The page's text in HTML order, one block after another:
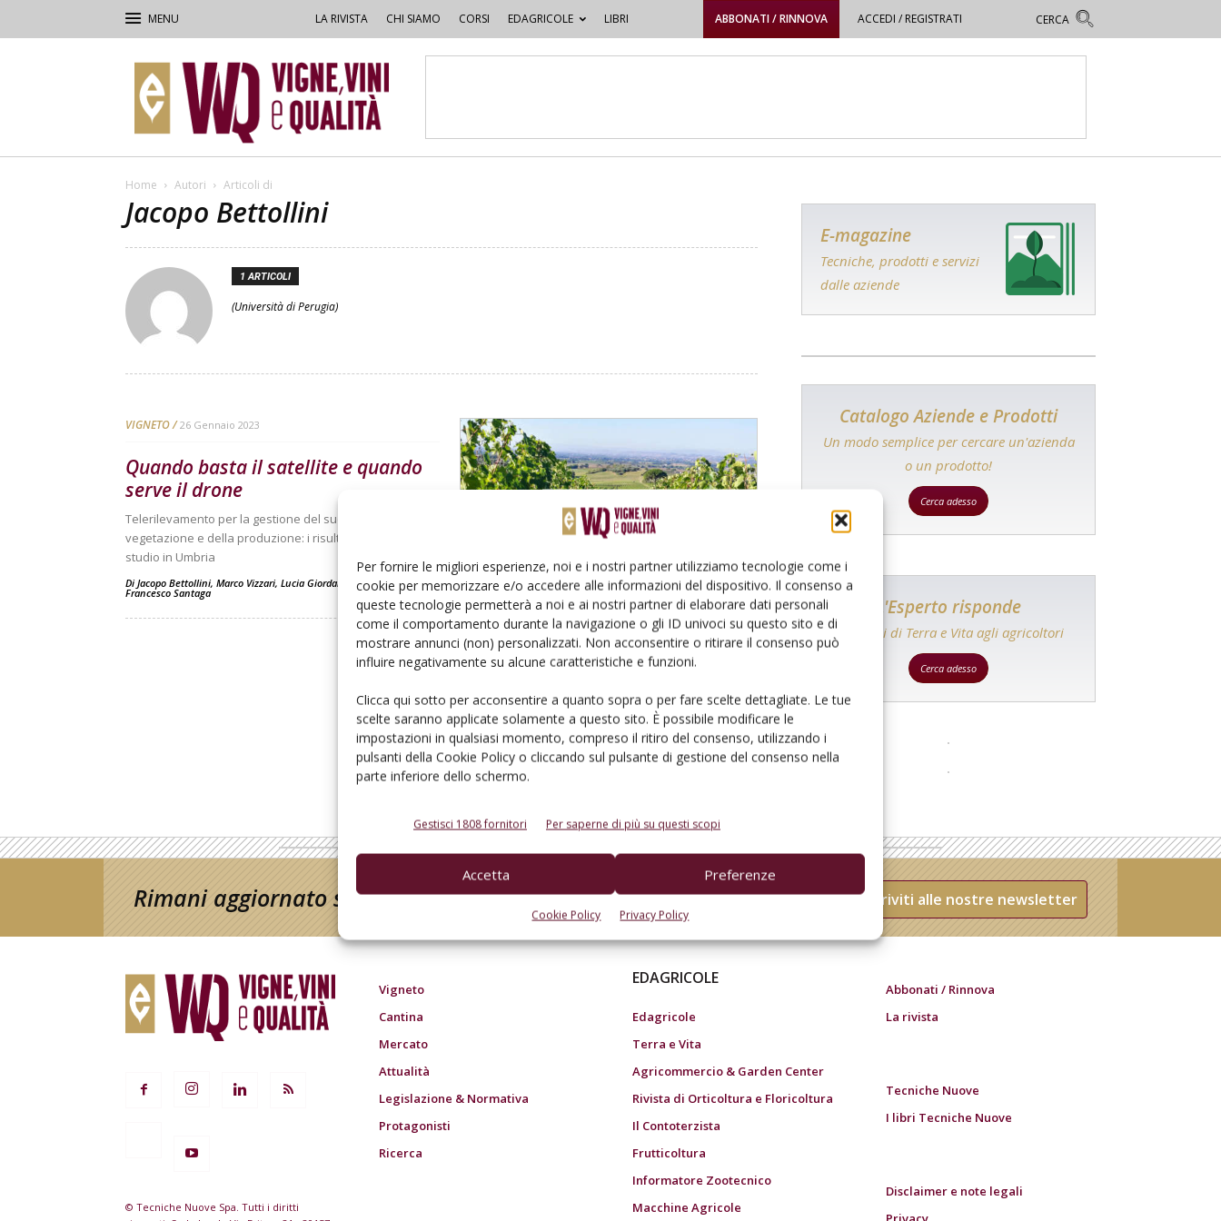
Per fornire le migliori esperienze, noi e i nostri partner utilizziamo tecnologie come i
cookie per memorizzare e/o accedere alle informazioni del dispositivo. Il consenso a
queste tecnologie permetterà a noi e ai nostri partner di elaborare dati personali
come il comportamento durante la navigazione o gli ID univoci su questo sito e di
mostrare annunci (non) personalizzati. Non acconsentire o ritirare il consenso può
influire negativamente su alcune caratteristiche e funzioni.
Clicca qui sotto per acconsentire a quanto sopra o per fare scelte dettagliate. Le tue
scelte saranno applicate solamente a questo sito. È possibile modificare le
impostazioni in qualsiasi momento, compreso il ritiro del consenso, utilizzando i
pulsanti della Cookie Policy o cliccando sul pulsante di gestione del consenso nella
parte inferiore dello schermo.
Gestisci 1808 fornitori Per saperne di più su questi scopi
Accetta Preferenze
Cookie Policy Privacy Policy
LA RIVISTA CHI SIAMO CORSI EDAGRICOLE LIBRI ABBONATI / RINNOVA ACCEDI / REGISTRATI
–
Vigne,
Vini
&
Home Autori Articoli di
Jacopo Bettollini
1 ARTICOLI
(Università di Perugia)
VIGNETO 26 Gennaio 2023
Quando basta il satellite e quando
serve il drone
Telerilevamento per la gestione del suolo, della
vegetazione e della produzione: i risultati di un caso
studio in Umbria
Di Jacopo Bettollini, Marco Vizzari, Lucia Giordano Alberto Palliottie
Francesco Santaga
E-magazine
Tecniche, prodotti e servizi
dalle aziende
Catalogo Aziende e Prodotti
Un modo semplice per cercare un'azienda
o un prodotto!
Cerca adesso
L'Esperto risponde
I consigli di Terra e Vita agli agricoltori
Cerca adesso
Rimani aggiornato sul mondo dell’agricoltura Iscriviti alle nostre newsletter
© Tecniche Nuove Spa. Tutti i diritti
Vigneto
Cantina
Mercato
Attualità
Legislazione & Normativa
Protagonisti
Ricerca
EDAGRICOLE
Edagricole
Terra e Vita
Agricommercio & Garden Center
Rivista di Orticoltura e Floricoltura
Il Contoterzista
Frutticoltura
Informatore Zootecnico
Macchine Agricole
Abbonati / Rinnova
La rivista
Tecniche Nuove
I libri Tecniche Nuove
Disclaimer e note legali